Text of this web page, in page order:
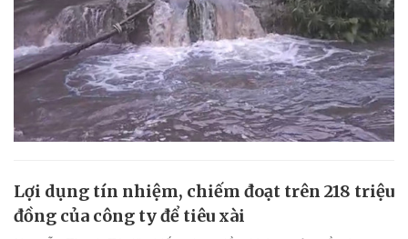
Lợi dụng tín nhiệm, chiếm đoạt trên 218 triệu
đồng của công ty để tiêu xài